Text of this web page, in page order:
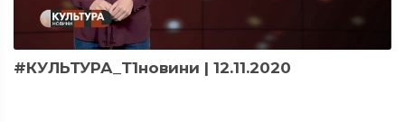
#КУЛЬТУРА_Т1новини | 12.11.2020